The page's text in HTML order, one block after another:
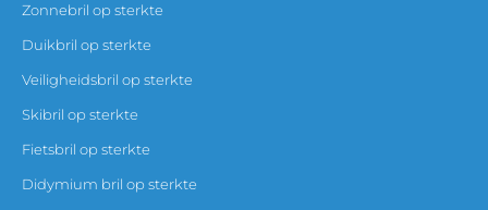
Zonnebril op sterkte
Duikbril op sterkte
Veiligheidsbril op sterkte
Skibril op sterkte
Fietsbril op sterkte
Didymium bril op sterkte